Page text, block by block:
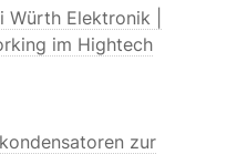
Würth Elektronik |
im Hightech
zur